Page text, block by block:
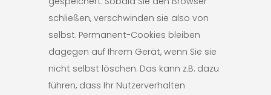
schließen, verschwinden sie also von
selbst. Permanent-Cookies bleiben
dagegen auf Ihrem Gerät, wenn Sie sie
nicht selbst löschen. Das kann z.B. dazu
führen, dass Ihr Nutzerverhalten